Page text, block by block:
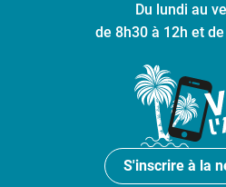
Du lundi au
de 8h30 à 12h et
S'inscrire à la